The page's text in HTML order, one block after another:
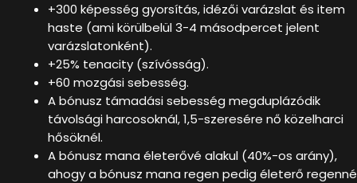
+300 képesség gyorsítás, idézői varázslat és item
haste (ami körülbelül 3-4 másodpercet jelent
varázslatonként).
+25% tenacity (szívósság).
+60 mozgási sebesség.
A bónusz támadási sebesség megduplázódik
távolsági harcosoknál, 1,5-szeresére nő közelharci
hősöknél.
A bónusz mana életerővé alakul (40%-os arány),
ahogy a bónusz mana regen pedig életerő regenné